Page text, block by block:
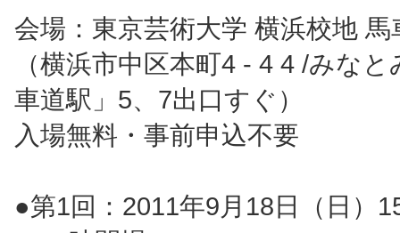
会場：東京芸術大学 横浜校地 馬
（横浜市中区本町4 - 4 4 /みな
車道駅」5、7出口すぐ）
入場無料・事前申込不要
●第1回：2011年9月18日（日）